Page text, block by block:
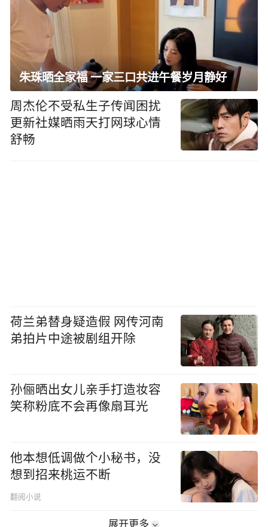
朱珠晒全家福 一家三口共进午餐岁月静好
周杰伦不受私生子传闻困扰
更新社媒晒雨天打网球心情
舒畅
荷兰弟替身疑造假 网传河南
弟拍片中途被剧组开除
孙俪晒出女儿亲手打造妆容
笑称粉底不会再像扇耳光
他本想低调做个小秘书，没
想到招来桃运不断
翻阅小说
展开更多